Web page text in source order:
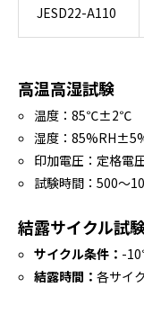
JESD22-A110
高温高湿試験
温度：85℃±2℃
湿度：
印加電圧：定格電
試験時間：500〜
結露サイクル試
サイクル条件： -
結露時間：各サイ